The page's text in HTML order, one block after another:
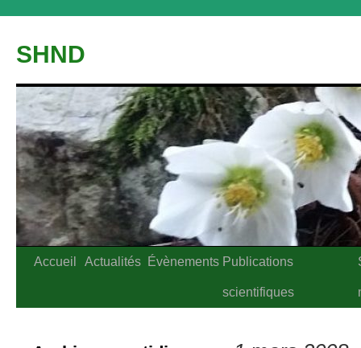
contenu
SHND
Accueil Actualités Évènements Publications
scientifiques